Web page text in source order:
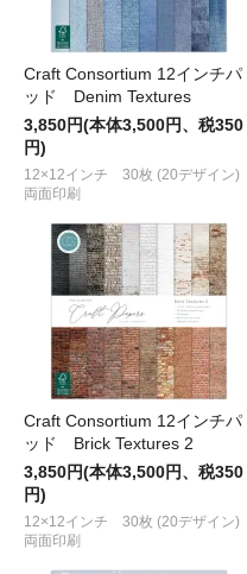
Craft Consortium 12インチパ
ッド Denim Textures
3,850円(本体3,500円、税350
円)
12×12インチ 30枚 (20デザイン)
両面印刷
Craft Consortium 12インチパ
ッド Brick Textures 2
3,850円(本体3,500円、税350
円)
12×12インチ 30枚 (20デザイン)
両面印刷